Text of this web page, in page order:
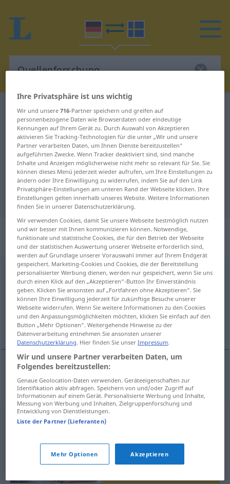
Deutsch-Schwedisch Wörterbuch
Quellenforschung
Deutsch-Schwedisch Übersetzung
für "Quellenforschung"
"Quellenforschung" Schwedisch
Übersetzung
„Quellenforschung“: Femininum,
weiblich
Quellenforschungf
Übersicht aller Übersetzungen
(Für mehr Details die Übersetzung anklicken/antippen)
källforskning
källforskning Quellenforschung
Ihre Privatsphäre ist uns wichtig
Wir und unsere716-Partner speichern und greifen auf
personenbezogene Daten wie Browserdaten oder eindeutige
Kennungen auf Ihrem Gerät zu. Durch Auswahl von Akzeptieren
aktivieren Sie Tracking-Technologien für die unter „Wir und unsere
Partner verarbeiten Daten, um Ihnen Dienste bereitzustellen“
aufgeführten Zwecke. Wenn Tracker deaktiviert sind, sind manche
Inhalte und Anzeigen möglicherweise nicht mehr so relevant für Sie. Sie
können dieses Menü jederzeit wieder aufrufen, um Ihre Einstellungen zu
ändern oder Ihre Einwilligung zu widerrufen, indem Sie auf den Link
Privatsphäre-Einstellungen am unteren Rand der Webseite klicken. Ihre
Einstellungen gelten innerhalb unseres Website. Weitere Informationen
finden Sie in unserer Datenschutzerklärung.
Wir verwenden Cookies, damit Sie unsere Webseite bestmöglich nutzen
und wir besser mit Ihnen kommunizieren können. Notwendige,
funktionale und statistische Cookies, die für den Betrieb der Webseite
und der statistischen Auswertung unserer Webseite erforderlich sind,
werden auf Grundlage unserer Vorauswahl immer auf Ihrem Endgerät
gespeichert. Marketing-Cookies und Cookies, die der Bereitstellung
personalisierter Werbung dienen, werden nur gespeichert, wenn Sie uns
durch einen Klick auf den „Akzeptieren“-Button Ihr Einverständnis
geben. Klicken Sie ansonsten auf „Fortfahren ohne Akzeptieren“. Sie
können Ihre Einwilligung jederzeit für zukünftige Besuche unserer
Webseite widerrufen. Wenn Sie weitere Informationen zu den Cookies
und den Anpassungsmöglichkeiten möchten, klicken Sie einfach auf den
Button „Mehr Optionen“. Weitergehende Hinweise zu der
Datenverarbeitung entnehmen Sie ansonsten unserer
Datenschutzerklärung. Hier finden Sie unserImpressum.
Wir und unsere Partner verarbeiten Daten, um
Folgendes bereitzustellen:
Genaue Geolocation-Daten verwenden. Geräteeigenschaften zur
Identifikation aktiv abfragen. Speichern von und/oder Zugriff auf
Informationen auf einem Gerät. Personalisierte Werbung und Inhalte,
Messung von Werbung und Inhalten, Zielgruppenforschung und
Entwicklung von Dienstleistungen.
Liste der Partner (Lieferanten)
Mehr Optionen Akzeptieren